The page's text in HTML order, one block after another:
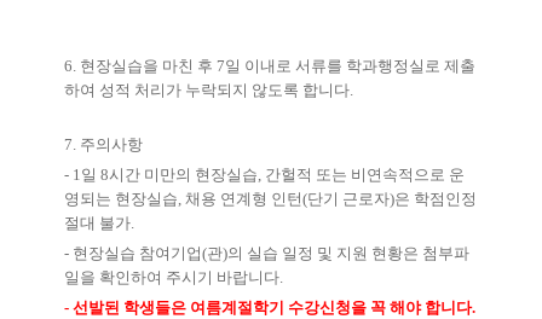
6. 현장실습을 마친 후 7일 이내로 서류를 학과행정실로 제출
하여 성적 처리가 누락되지 않도록 합니다.
7. 주의사항
- 1일 8시간 미만의 현장실습, 간헐적 또는 비연속적으로 운
영되는 현장실습, 채용 연계형 인턴(단기 근로자)은 학점인정
절대 불가.
- 현장실습 참여기업(관)의 실습 일정 및 지원 현황은 첨부파
일을 확인하여 주시기 바랍니다.
- 선발된 학생들은 여름계절학기 수강신청을 꼭 해야 합니다.